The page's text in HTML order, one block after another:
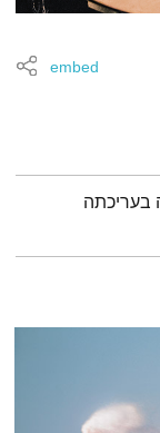
embed
בעריכתה